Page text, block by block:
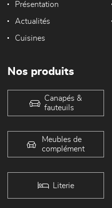
Présentation
Actualités
Cuisines
Nos produits
Canapés &
fauteuils
Meubles de
complément
Literie